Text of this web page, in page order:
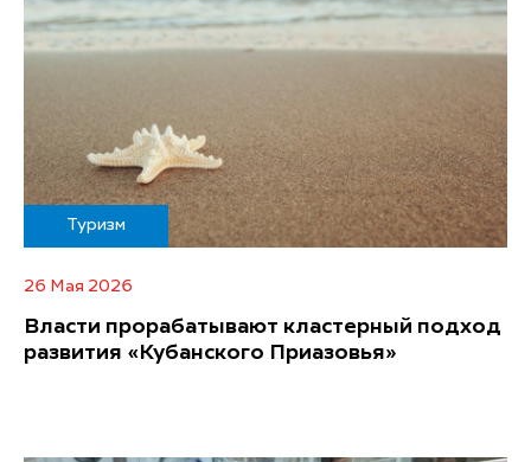
Туризм
26 Мая 2026
Власти прорабатывают кластерный подход
развития «Кубанского Приазовья»